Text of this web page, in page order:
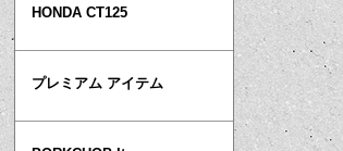
HONDA CT125
プレミアム アイテム